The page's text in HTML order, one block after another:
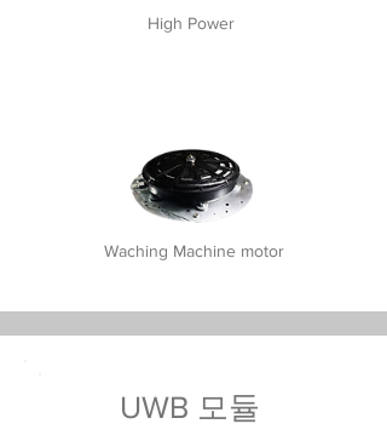
High Power
Waching Machine motor
UWB 모듈